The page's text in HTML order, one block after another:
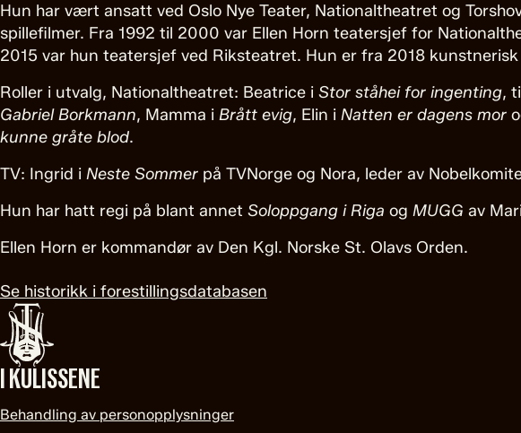
Hun har vært ansatt ved Oslo Nye Teater, Nationaltheatret og
spillefilmer. Fra 1992 til 2000 var Ellen Horn teatersjef for
2015 var hun teatersjef ved Riksteatret. Hun er fra 2018
Roller i utvalg, Nationaltheatret: Beatrice i Stor ståhei for ingenting,
Gabriel Borkmann, Mamma i Brått evig, Elin i Natten er dagens mor
kunne gråte blod.
TV: Ingrid i Neste Sommer på TVNorge og Nora, leder av
Hun har hatt regi på blant annet Soloppgang i Riga og MUGG av
Ellen Horn er kommandør av Den Kgl. Norske St. Olavs Orden.
Se historikk i forestillingsdatabasen
I KULISSENE
Behandling av personopplysninger